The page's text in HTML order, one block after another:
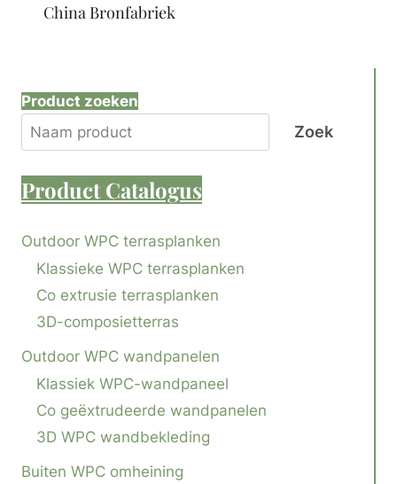
China Bronfabriek
Product zoeken
Zoek
ProductCatalogus
Outdoor WPC terrasplanken
Klassieke WPC terrasplanken
Co extrusie terrasplanken
3D-composietterras
Outdoor WPC wandpanelen
Klassiek WPC-wandpaneel
Co geëxtrudeerde wandpanelen
3D WPC wandbekleding
Buiten WPC omheining